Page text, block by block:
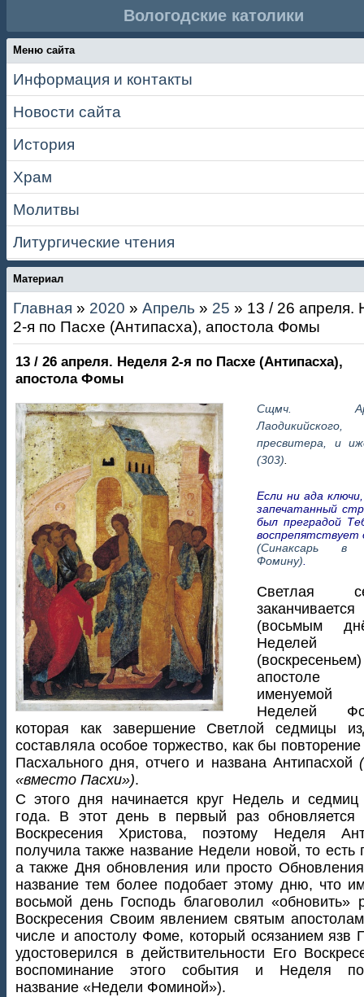
Вологодские католики
Меню сайта
Информация и контакты
Новости сайта
История
Храм
Молитвы
Литургические чтения
Материал
Главная » 2020 » Апрель » 25 » 13 / 26 апреля.
2-я по Пасхе (Антипасха), апостола Фомы
13 / 26 апреля. Неделя 2-я по Пасхе (Антипасха),
апостола Фомы
Сщмч.
Лаодикийского,
пресвитера, и
(303).
Если ни ада
запечатанный
был преградой
воспрепятствует
(Синаксарь в
Фомину).
Светлая
заканчивается
(восьмым
Неделей
апостоле
именуемой
Неделей
которая как завершение Светлой седмицы
составляла особое торжество, как бы
Пасхального дня, отчего и названа Антипасхой
«вместо Пасхи»).
С этого дня начинается круг Недель и седмиц
года. В этот день в первый раз обновляется
Воскресения Христова, поэтому Неделя
получила также название Недели новой, то есть
а также Дня обновления или просто
название тем более подобает этому дню, что
восьмой день Господь благоволил «обновить»
Воскресения Своим явлением святым
числе и апостолу Фоме, который осязанием язв
удостоверился в действительности Его
воспоминание этого события и Неделя
название «Недели Фоминой»).